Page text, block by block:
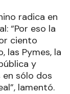
radica en
“Por eso la
ciento
las Pymes, la
y
en sólo dos
lamentó.